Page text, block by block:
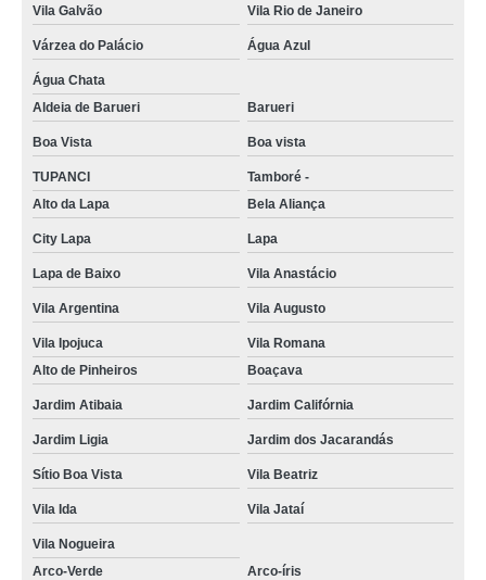
Vila Galvão Vila Rio de Janeiro
Várzea do Palácio Água Azul
Água Chata
Aldeia de Barueri
Barueri
Boa Vista Boa vista
TUPANCI
Tamboré -
Alto da Lapa
Bela Aliança
City Lapa Lapa
Lapa de Baixo Vila Anastácio
Vila Argentina Vila Augusto
Vila Ipojuca
Vila Romana
Alto de Pinheiros
Boaçava
Jardim Atibaia Jardim Califórnia
Jardim Ligia Jardim dos Jacarandás
Sítio Boa Vista Vila Beatriz
Vila Ida Vila Jataí
Vila Nogueira
Arco-Verde
Arco-íris